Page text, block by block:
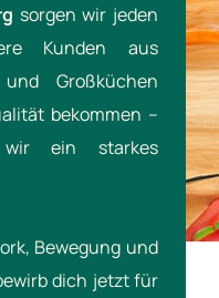
sorgen wir jeden
Kunden aus
Großküchen
bekommen –
ein starkes
Bewegung und
dich jetzt für